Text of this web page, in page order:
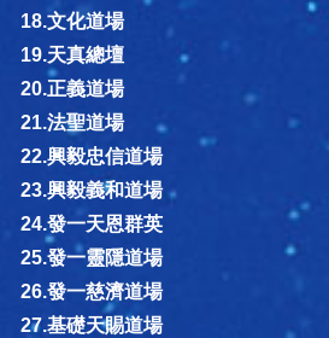
18.文化道場
19.天真總壇
20.正義道場
21.法聖道場
22.興毅忠信道場
23.興毅義和道場
24.發一天恩群英
25.發一靈隱道場
26.發一慈濟道場
27.基礎天賜道場